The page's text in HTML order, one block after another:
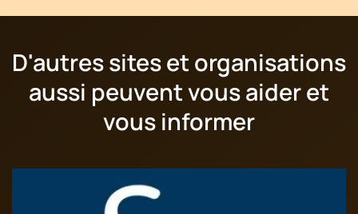
D'autres sites et organisations
aussi peuvent vous aider et
vous informer